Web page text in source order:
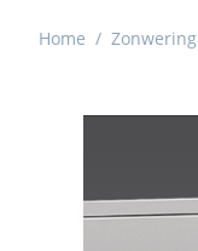
Home / Zonwering